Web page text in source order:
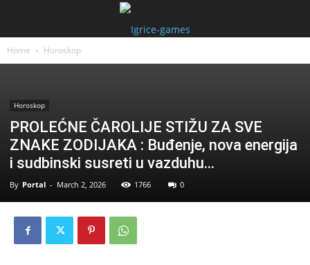
Home Horoskop
Horoskop
PROLEĆNE ČAROLIJE STIŽU ZA SVE
ZNAKE ZODIJAKA : Buđenje, nova energija
i sudbinski susreti u vazduhu…
By Portal - March 2, 2026 1766 0